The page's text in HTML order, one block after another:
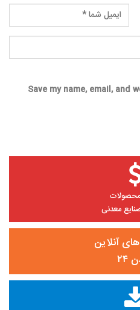
Save my name, email,
معدنی
آنلاین